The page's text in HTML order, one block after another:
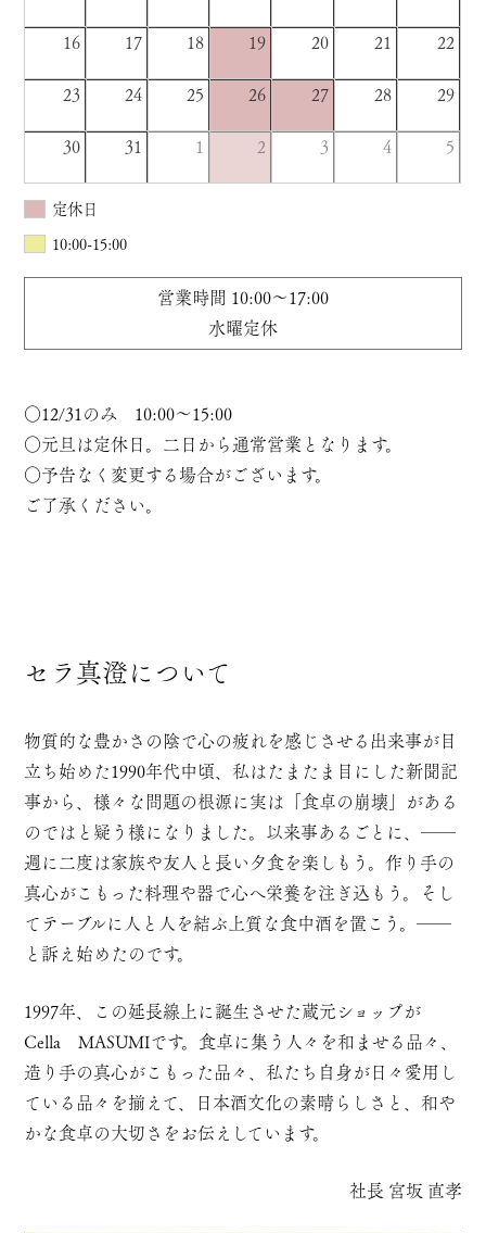
16 17 18 19 20 21 22
23 24 25 26 27 28 29
30 31 1 2 3 4 5
定休日
10:00-15:00
営業時間 10:00〜17:00
水曜定休
○12/31のみ 10:00〜15:00
○元旦は定休日。二日から通常営業となります。
○予告なく変更する場合がございます。
ご了承ください。
セラ真澄について
物質的な豊かさの陰で心の疲れを感じさせる出来事が目
立ち始めた1990年代中頃、私はたまたま目にした新聞記
事から、様々な問題の根源に実は「食卓の崩壊」がある
のではと疑う様になりました。以来事あるごとに、――
週に二度は家族や友人と長い夕食を楽しもう。作り手の
真心がこもった料理や器で心へ栄養を注ぎ込もう。そし
てテーブルに人と人を結ぶ上質な食中酒を置こう。――
と訴え始めたのです。
1997年、この延長線上に誕生させた蔵元ショップが
Cella MASUMIです。食卓に集う人々を和ませる品々、
造り手の真心がこもった品々、私たち自身が日々愛用し
ている品々を揃えて、日本酒文化の素晴らしさと、和や
かな食卓の大切さをお伝えしています。
社長 宮坂 直孝